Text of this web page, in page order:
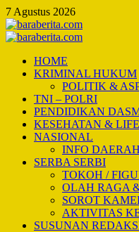
Skip
to
content
7 Agustus 2026
Primary
HOME
KRIMINAL HUKUM
POLITIK &
TNI – POLRI
PENDIDIKAN
KESEHATAN &
NASIONAL
INFO DAERAH
SERBA SERBI
TOKOH /
OLAH RAGA
SOROT
AKTIVITAS
SUSUNAN